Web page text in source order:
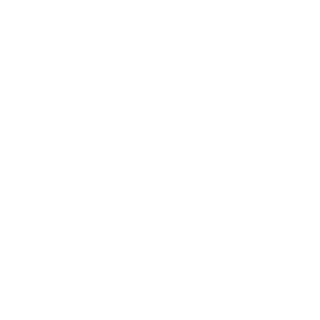
komersial. Kolaborasi ini bertujuan untuk
yang selama ini menjadi penghalang bagi
sosial karena dianggap memiliki tingkat risiko
peningkatan kelayakan proyek, blended finance
kesehatan, energi terbarukan, atau